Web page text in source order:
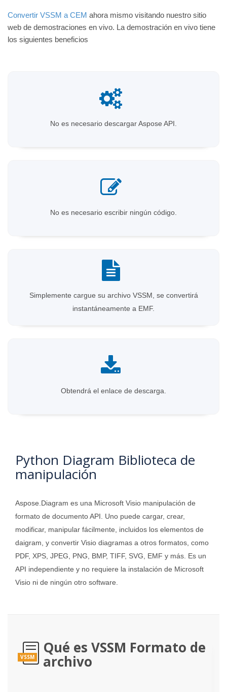
Convertir VSSM a CEM ahora mismo visitando nuestro sitio
web de demostraciones en vivo. La demostración en vivo tiene
los siguientes beneficios
No es necesario descargar Aspose API.
No es necesario escribir ningún código.
Simplemente cargue su archivo VSSM, se convertirá
instantáneamente a EMF.
Obtendrá el enlace de descarga.
Python Diagram Biblioteca de
manipulación
Aspose.Diagram es una Microsoft Visio manipulación de
formato de documento API. Uno puede cargar, crear,
modificar, manipular fácilmente, incluidos los elementos de
daigram, y convertir Visio diagramas a otros formatos, como
PDF, XPS, JPEG, PNG, BMP, TIFF, SVG, EMF y más. Es un
API independiente y no requiere la instalación de Microsoft
Visio ni de ningún otro software.
VSSM
Qué es VSSM Formato de
archivo